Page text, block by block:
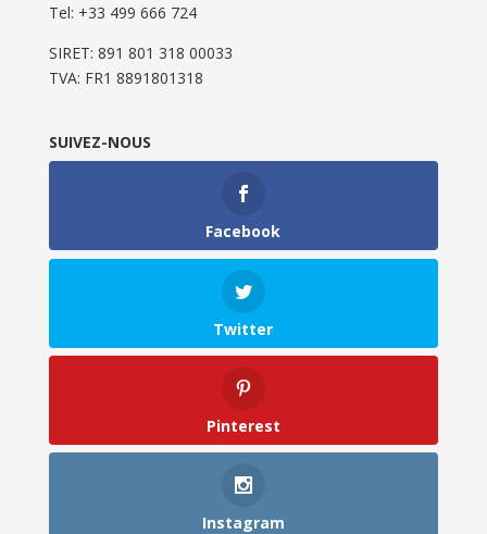
Tel: ‭+33 499 666 724‬
SIRET: 891 801 318 00033
TVA: FR1 8891801318
SUIVEZ-NOUS
Facebook
Twitter
Pinterest
Instagram